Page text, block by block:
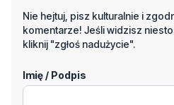
Imię / Podpis
Odpowiedz